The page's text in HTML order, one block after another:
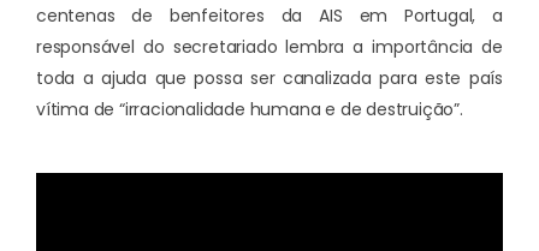
centenas de benfeitores da AIS em Portugal, a
responsável do secretariado lembra a importância de
toda a ajuda que possa ser canalizada para este país
vítima de “irracionalidade humana e de destruição”.